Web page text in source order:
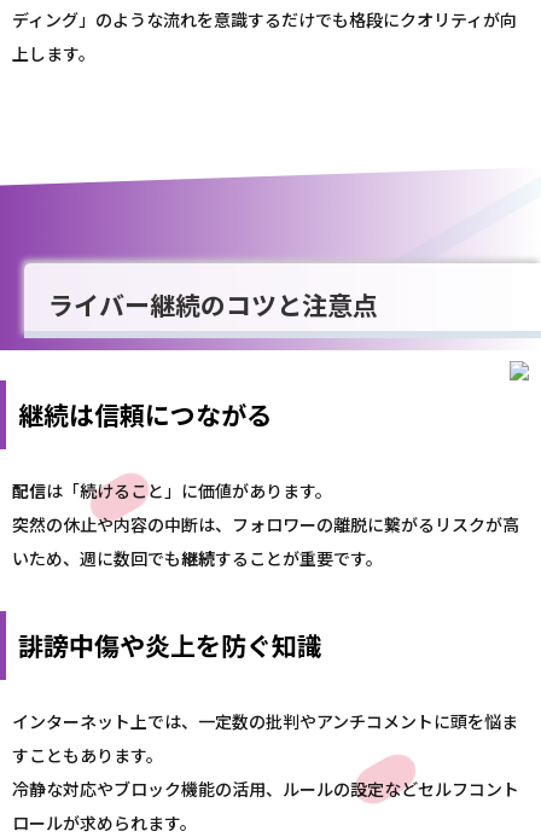
ディング」のような流れを意識するだけでも格段にクオリティが向
上します。
ライバー継続のコツと注意点
継続は信頼につながる
配信は「続けること」に価値があります。
突然の休止や内容の中断は、フォロワーの離脱に繋がるリスクが高
いため、週に数回でも継続することが重要です。
誹謗中傷や炎上を防ぐ知識
インターネット上では、一定数の批判やアンチコメントに頭を悩ま
すこともあります。
冷静な対応やブロック機能の活用、ルールの設定などセルフコント
ロールが求められます。